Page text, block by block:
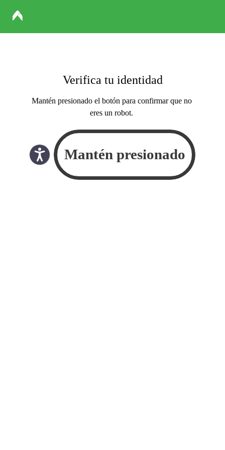
Verifica tu identidad
Mantén presionado el botón para confirmar que no
eres un robot.